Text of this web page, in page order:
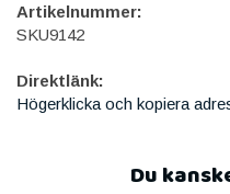
Artikelnummer:
SKU9142
Direktlänk:
Högerklicka och kopiera
Du